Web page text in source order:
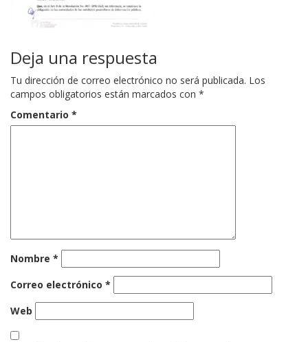
Deja una respuesta
Tu dirección de correo electrónico no será publicada. Los
campos obligatorios están marcados con *
Comentario *
Nombre *
Correo electrónico *
Web